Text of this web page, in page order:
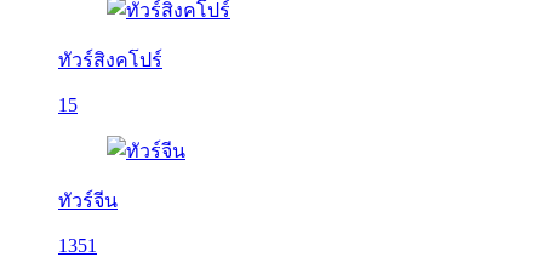
ทัวร์สิงคโปร์
15
ทัวร์จีน
1351